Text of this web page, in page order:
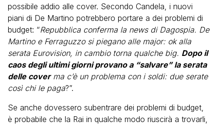
possibile addio alle cover. Secondo Candela, i nuovi
piani di De Martino potrebbero portare a dei problemi di
budget: “Repubblica conferma la news di Dagospia. De
Martino e Ferraguzzo si piegano alle major: ok alla
serata Eurovision, in cambio torna qualche big. Dopo il
caos degli ultimi giorni provano a “salvare” la serata
delle coverma c’è un problema con i soldi: due serate
così chi le paga?”.
Se anche dovessero subentrare dei problemi di budget,
è probabile che la Rai in qualche modo riuscirà a trovarli,